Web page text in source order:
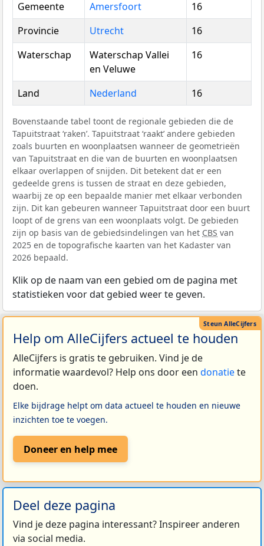
Gemeente
Amersfoort
16
Provincie
Utrecht
16
Waterschap
Waterschap Vallei
en Veluwe
16
Land Nederland 16
Bovenstaande tabel toont de regionale gebieden die de
Tapuitstraat ‘raken’. Tapuitstraat ‘raakt’ andere gebieden
zoals buurten en woonplaatsen wanneer de geometrieën
van Tapuitstraat en die van de buurten en woonplaatsen
elkaar overlappen of snijden. Dit betekent dat er een
gedeelde grens is tussen de straat en deze gebieden,
waarbij ze op een bepaalde manier met elkaar verbonden
zijn. Dit kan gebeuren wanneer Tapuitstraat door een buurt
loopt of de grens van een woonplaats volgt. De gebieden
zijn op basis van de gebiedsindelingen van het CBS van
2025 en de topografische kaarten van het Kadaster van
2026 bepaald.
Klik op de naam van een gebied om de pagina met
statistieken voor dat gebied weer te geven.
Help om AlleCijfers actueel te houden
AlleCijfers is gratis te gebruiken. Vind je de
informatie waardevol? Help ons door een donatiete
doen.
Elke bijdrage helpt om data actueel te houden en nieuwe
inzichten toe te voegen.
Doneer en help mee
Deel deze pagina
Vind je deze pagina interessant? Inspireer anderen
via social media.